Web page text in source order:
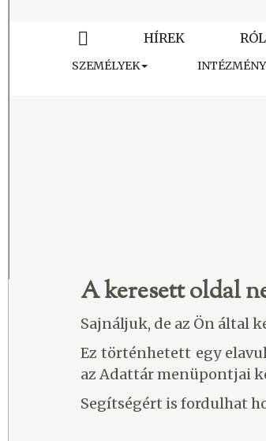
HÍREK
SZEMÉLYEK
A keresett oldal
Sajnáljuk, de az Ön által
Ez történhetett egy
az Adattár menüpontjai
Segítségért is fordulhat